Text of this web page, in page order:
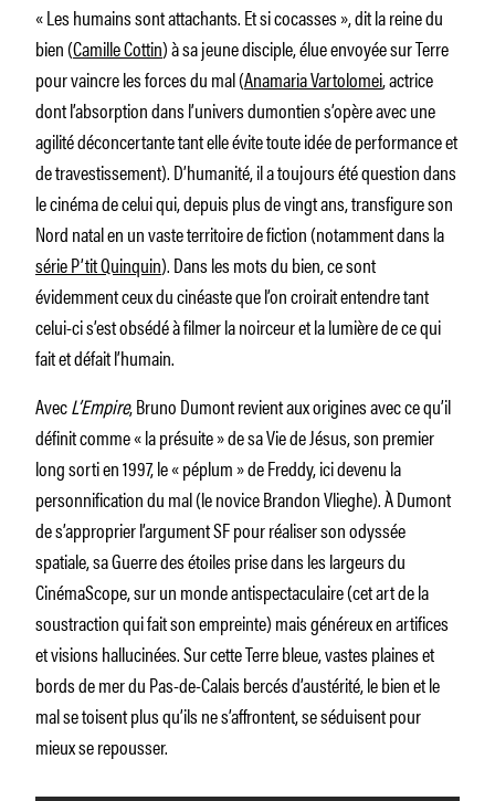
« Les humains sont attachants. Et si cocasses », dit la reine du
bien (Camille Cottin) à sa jeune disciple, élue envoyée sur Terre
pour vaincre les forces du mal (Anamaria Vartolomei, actrice
dont l’absorption dans l’univers dumontien s’opère avec une
agilité déconcertante tant elle évite toute idée de performance et
de travestissement). D’humanité, il a toujours été question dans
le cinéma de celui qui, depuis plus de vingt ans, transfigure son
Nord natal en un vaste territoire de fiction (notamment dans la
série P’tit Quinquin). Dans les mots du bien, ce sont
évidemment ceux du cinéaste que l’on croirait entendre tant
celui-ci s’est obsédé à filmer la noirceur et la lumière de ce qui
fait et défait l’humain.
AvecL’Empire, Bruno Dumont revient aux origines avec ce qu’il
définit comme « la présuite » de sa Vie de Jésus, son premier
long sorti en 1997, le « péplum » de Freddy, ici devenu la
personnification du mal (le novice Brandon Vlieghe). À Dumont
de s’approprier l’argument SF pour réaliser son odyssée
spatiale, sa Guerre des étoiles prise dans les largeurs du
CinémaScope, sur un monde antispectaculaire (cet art de la
soustraction qui fait son empreinte) mais généreux en artifices
et visions hallucinées. Sur cette Terre bleue, vastes plaines et
bords de mer du Pas-de-Calais bercés d’austérité, le bien et le
mal se toisent plus qu’ils ne s’affrontent, se séduisent pour
mieux se repousser.